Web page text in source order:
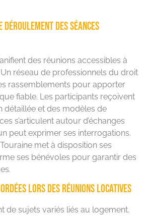
déroulement des séances
des réunions accessibles à
réseau de professionnels du droit
rassemblements pour apporter
fiable. Les participants reçoivent
détaillée et des modèles de
s’articulent autour d’échanges
peut exprimer ses interrogations.
Touraine met à disposition ses
ses bénévoles pour garantir des
lors des réunions locatives
de sujets variés liés au logement.